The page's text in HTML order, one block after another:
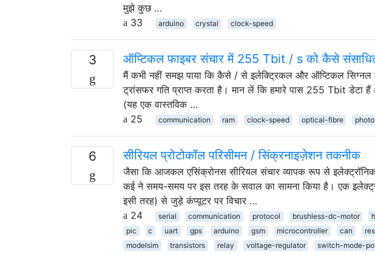
मुझे कुछ …
33
arduino crystal clock-speed
3 ऑप्टिकल फाइबर संचार में 255 Tbit / s को कैसे संसाधित
मैं कभी नहीं समझ पाया कि कैसे / से इलेक्ट्रिकल और ऑप्टिकल सिग्नल
ट्रांसफर गति प्राप्त करता है। मान लें कि हमारे पास 255 Tbit डेटा
(यह एक वास्तविक …
25
communication ram clock-speed optical-fibre
6 सीरियल प्रोटोकॉल परिसीमन / सिंक्रनाइज़ेशन तकनीक
जैसा कि आजकल एसिंक्रोनस सीरियल संचार व्यापक रूप से
कई ने समय-समय पर इस तरह के सवाल का सामना किया है। एक
इसी तरह) से जुड़े कंप्यूटर पर विचार …
24
serial communication protocol brushless-dc-motor
pic
c uart gps arduino gsm microcontroller can
modelsim
transistors relay voltage-regulator switch-mode-